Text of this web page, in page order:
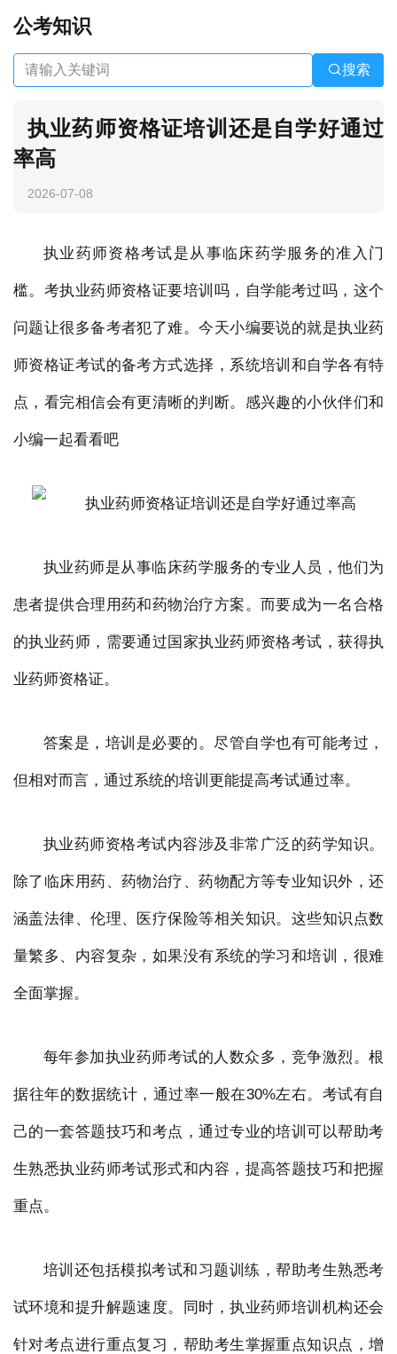
公考知识
搜索
执业药师资格证培训还是自学好通过
率高
2026-07-08
执业药师资格考试是从事临床药学服务的准入门
槛。考执业药师资格证要培训吗，自学能考过吗，这个
问题让很多备考者犯了难。今天小编要说的就是执业药
师资格证考试的备考方式选择，系统培训和自学各有特
点，看完相信会有更清晰的判断。感兴趣的小伙伴们和
小编一起看看吧
执业药师是从事临床药学服务的专业人员，他们为
患者提供合理用药和药物治疗方案。而要成为一名合格
的执业药师，需要通过国家执业药师资格考试，获得执
业药师资格证。
答案是，培训是必要的。尽管自学也有可能考过，
但相对而言，通过系统的培训更能提高考试通过率。
执业药师资格考试内容涉及非常广泛的药学知识。
除了临床用药、药物治疗、药物配方等专业知识外，还
涵盖法律、伦理、医疗保险等相关知识。这些知识点数
量繁多、内容复杂，如果没有系统的学习和培训，很难
全面掌握。
每年参加执业药师考试的人数众多，竞争激烈。根
据往年的数据统计，通过率一般在30%左右。考试有自
己的一套答题技巧和考点，通过专业的培训可以帮助考
生熟悉执业药师考试形式和内容，提高答题技巧和把握
重点。
培训还包括模拟考试和习题训练，帮助考生熟悉考
试环境和提升解题速度。同时，执业药师培训机构还会
针对考点进行重点复习，帮助考生掌握重点知识点，增